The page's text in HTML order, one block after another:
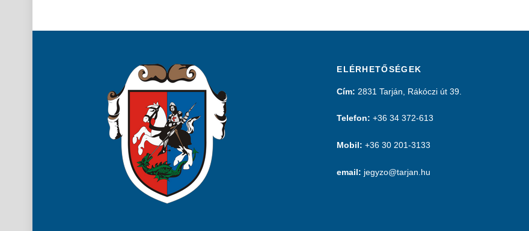
ELÉRHETŐSÉGEK
Cím: 2831 Tarján, Rákóczi út 39.
Telefon: +36 34 372-613
Mobil:+36 30 201-3133
email: jegyzo@tarjan.hu